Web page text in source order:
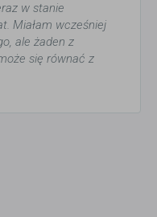
w stanie
Miałam wcześniej
ale żaden z
się równać z